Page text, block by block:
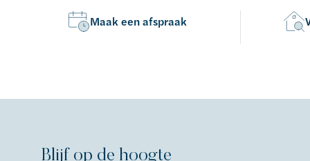
Maak een afspraak
Blijf op de hoogte